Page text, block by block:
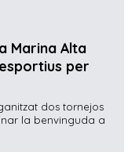
Marina Alta
per
dos tornejos
la benvinguda a